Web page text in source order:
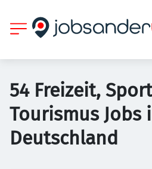
54 Freizeit,
Tourismus Jobs
Deutschland